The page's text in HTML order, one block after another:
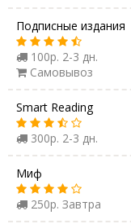
Подписные издания
100р. 2-3 дн.
Самовывоз
Smart Reading
300р. 2-3 дн.
Миф
250р. Завтра